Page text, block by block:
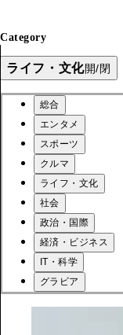
Category
ライフ・文化開/閉
総合
エンタメ
スポーツ
クルマ
ライフ・文化
社会
政治・国際
経済・ビジネス
IT・科学
グラビア